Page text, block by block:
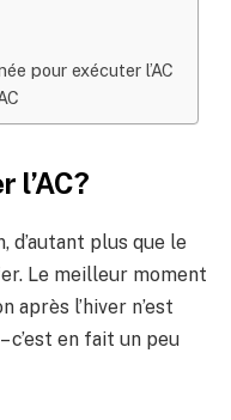
pour exécuter l’AC
l’AC?
d’autant plus que le
Le meilleur moment
l’hiver n’est
c’est en fait un peu